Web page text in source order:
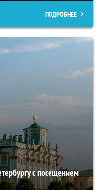
ПОДРОБНЕЕ
с посещением